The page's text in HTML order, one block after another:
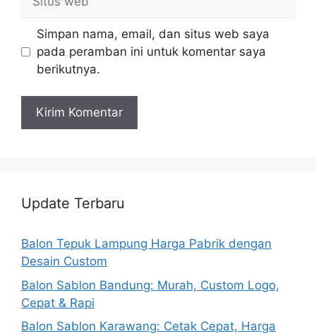
web
Simpan nama, email, dan situs web saya
pada peramban ini untuk komentar saya
berikutnya.
Update Terbaru
Balon Tepuk Lampung Harga Pabrik dengan
Desain Custom
Balon Sablon Bandung: Murah, Custom Logo,
Cepat & Rapi
Balon Sablon Karawang: Cetak Cepat, Harga